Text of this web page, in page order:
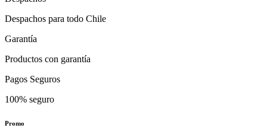
Despachos para todo Chile
Garantía
Productos con garantía
Pagos Seguros
100% seguro
Promo